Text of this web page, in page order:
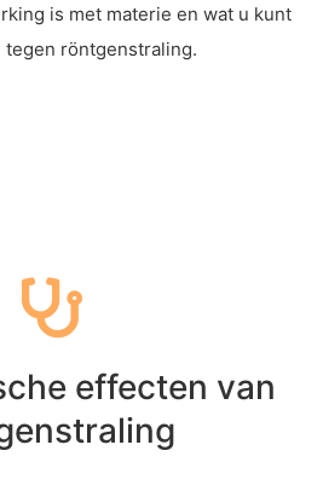
is met materie en wat u kunt
röntgenstraling.
effecten van